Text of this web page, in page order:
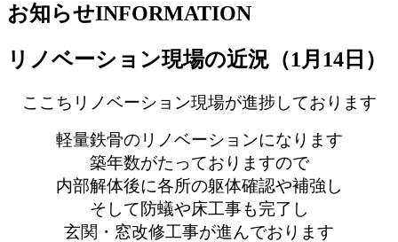
お知らせINFORMATION
リノベーション現場の近況（1月14日）
ここちリノベーション現場が進捗しております
軽量鉄骨のリノベーションになります
築年数がたっておりますので
内部解体後に各所の躯体確認や補強し
そして防蟻や床工事も完了し
玄関・窓改修工事が進んでおります